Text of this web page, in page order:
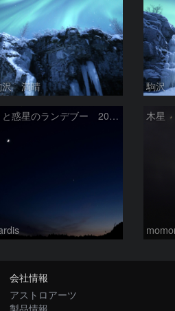
沢 満晴 駒沢
月と惑星のランデブー 2026/06/19
会社情報
アストロアーツ
製品情報